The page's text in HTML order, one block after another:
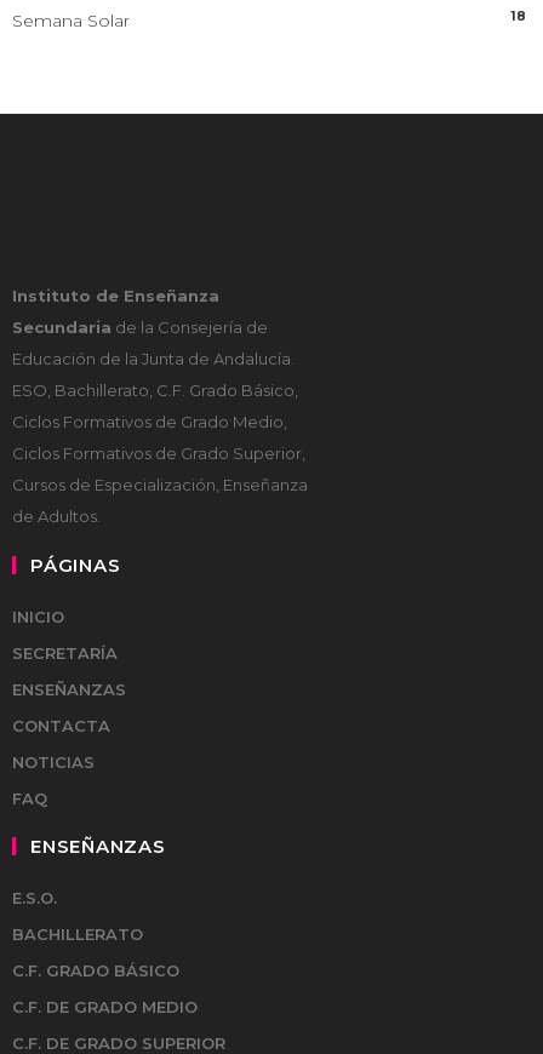
Semana Solar 18
Instituto de Enseñanza
Secundaria de la Consejería de
Educación de la Junta de Andalucía.
ESO, Bachillerato, C.F. Grado Básico,
Ciclos Formativos de Grado Medio,
Ciclos Formativos de Grado Superior,
Cursos de Especialización, Enseñanza
de Adultos.
PÁGINAS
INICIO
SECRETARÍA
ENSEÑANZAS
CONTACTA
NOTICIAS
FAQ
ENSEÑANZAS
E.S.O.
BACHILLERATO
C.F. GRADO BÁSICO
C.F. DE GRADO MEDIO
C.F. DE GRADO SUPERIOR